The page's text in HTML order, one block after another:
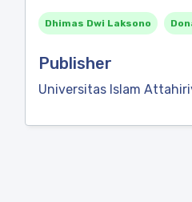
Dhimas Dwi Laksono
Publisher
Universitas Islam